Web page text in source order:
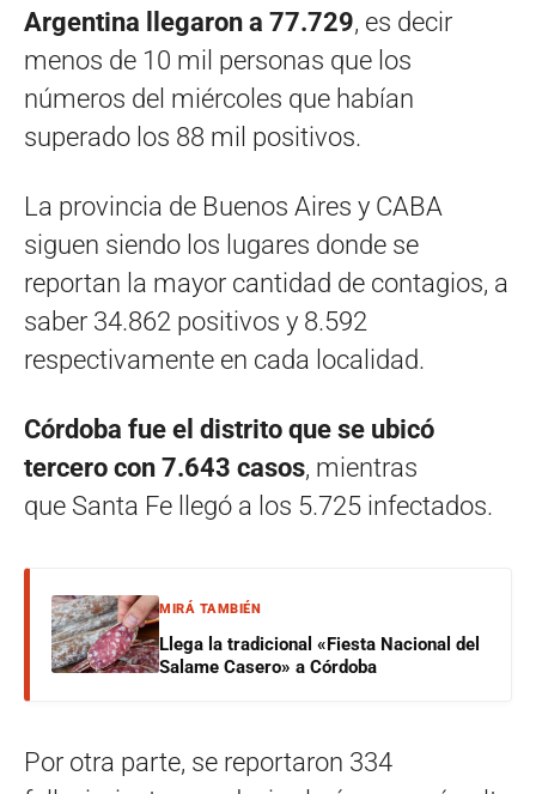
Argentina llegaron a 77.729, es decir
menos de 10 mil personas que los
números del miércoles que habían
superado los 88 mil positivos.
La provincia de Buenos Aires y CABA
siguen siendo los lugares donde se
reportan la mayor cantidad de contagios, a
saber 34.862 positivos y 8.592
respectivamente en cada localidad.
Córdoba fue el distrito que se ubicó
tercero con 7.643 casos, mientras
que Santa Fe llegó a los 5.725 infectados.
MIRÁ TAMBIÉN
Llega la tradicional «Fiesta Nacional del
Salame Casero» a Córdoba
Por otra parte, se reportaron 334